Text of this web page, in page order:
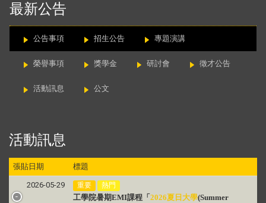
最新公告
公告事項 招生公告 專題演講
榮譽事項 獎學金 研討會 徵才公告
活動訊息 公文
活動訊息
張貼日期 標題
2026-05-29 重要 熱門
工學院暑期EMI課程「 2026夏日大學(Summer